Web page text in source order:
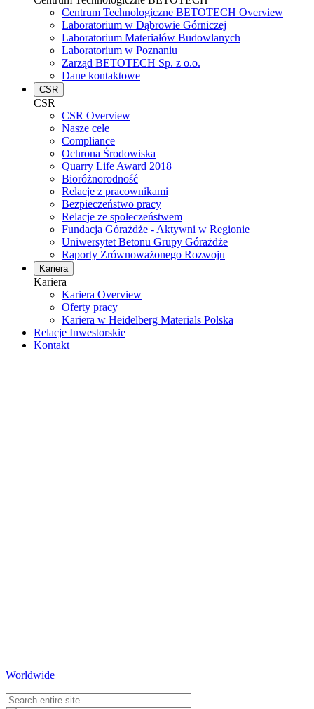
Centrum Technologiczne BETOTECH Overview
Laboratorium w Dąbrowie Górniczej
Laboratorium Materiałów Budowlanych
Laboratorium w Poznaniu
Zarząd BETOTECH Sp. z o.o.
Dane kontaktowe
CSR
CSR
CSR Overview
Nasze cele
Compliance
Ochrona Środowiska
Quarry Life Award 2018
Bioróżnorodność
Relacje z pracownikami
Bezpieczeństwo pracy
Relacje ze społeczeństwem
Fundacja Górażdże - Aktywni w Regionie
Uniwersytet Betonu Grupy Górażdże
Raporty Zrównoważonego Rozwoju
Kariera
Kariera
Kariera Overview
Oferty pracy
Kariera w Heidelberg Materials Polska
Relacje Inwestorskie
Kontakt
Worldwide